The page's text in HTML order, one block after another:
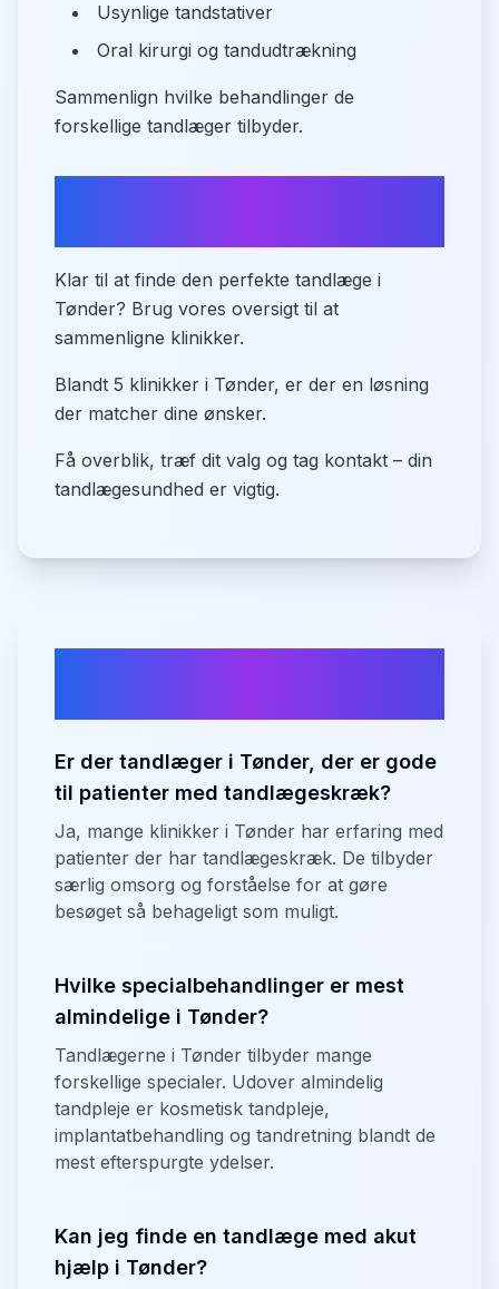
Usynlige tandstativer
Oral kirurgi og tandudtrækning
Sammenlign hvilke behandlinger de
forskellige tandlæger tilbyder.
Klar til at finde den perfekte tandlæge i
Tønder? Brug vores oversigt til at
sammenligne klinikker.
Blandt 5 klinikker i Tønder, er der en løsning
der matcher dine ønsker.
Få overblik, træf dit valg og tag kontakt – din
tandlægesundhed er vigtig.
Er der tandlæger i Tønder, der er gode
til patienter med tandlægeskræk?
Ja, mange klinikker i Tønder har erfaring med
patienter der har tandlægeskræk. De tilbyder
særlig omsorg og forståelse for at gøre
besøget så behageligt som muligt.
Hvilke specialbehandlinger er mest
almindelige i Tønder?
Tandlægerne i Tønder tilbyder mange
forskellige specialer. Udover almindelig
tandpleje er kosmetisk tandpleje,
implantatbehandling og tandretning blandt de
mest efterspurgte ydelser.
Kan jeg finde en tandlæge med akut
hjælp i Tønder?